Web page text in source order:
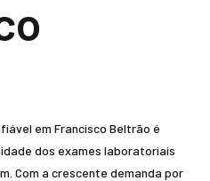
em Francisco Beltrão é
dos exames laboratoriais
Com a crescente demanda por